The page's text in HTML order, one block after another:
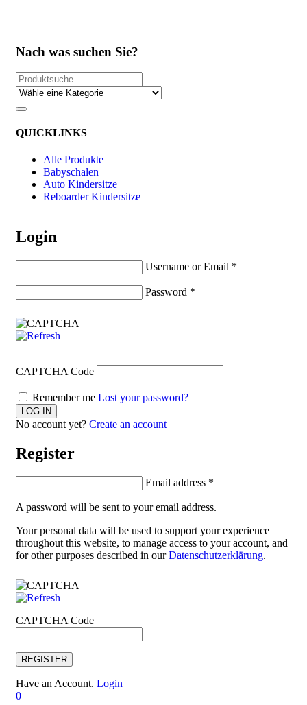
Nach was suchen Sie?
QUICKLINKS
Alle Produkte
Babyschalen
Auto Kindersitze
Reboarder Kindersitze
Login
Username or Email *
Password *
CAPTCHA Code
Remember me Lost your password?
No account yet? Create an account
Register
Email address *
A password will be sent to your email address.
Your personal data will be used to support your experience
throughout this website, to manage access to your account, and
for other purposes described in ourDatenschutzerklärung.
CAPTCHA Code
REGISTER
Have an Account. Login
0